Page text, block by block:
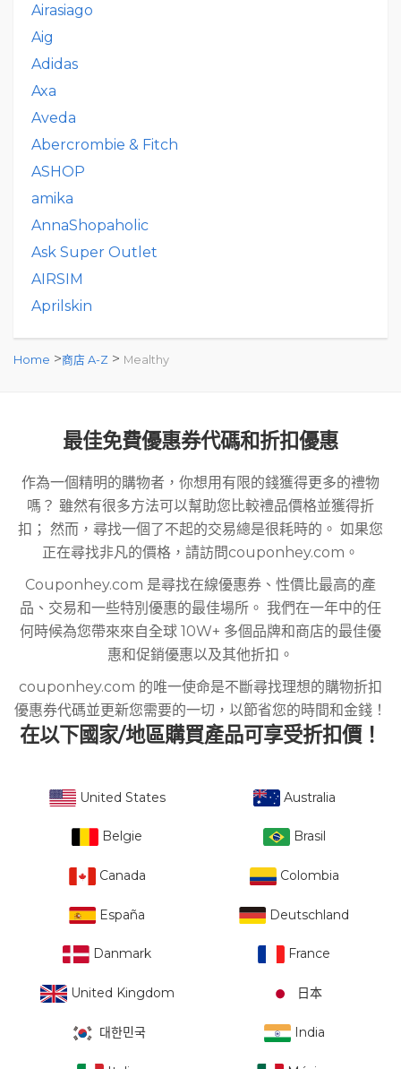
Airasiago
Aig
Adidas
Axa
Aveda
Abercrombie & Fitch
ASHOP
amika
AnnaShopaholic
Ask Super Outlet
AIRSIM
Aprilskin
Home >商店 A-Z > Mealthy
最佳免費優惠券代碼和折扣優惠
作為一個精明的購物者，你想用有限的錢獲得更多的禮物
嗎？ 雖然有很多方法可以幫助您比較禮品價格並獲得折
扣； 然而，尋找一個了不起的交易總是很耗時的。 如果您
正在尋找非凡的價格，請訪問couponhey.com。
Couponhey.com 是尋找在線優惠券、性價比最高的產
品、交易和一些特別優惠的最佳場所。 我們在一年中的任
何時候為您帶來來自全球 10W+ 多個品牌和商店的最佳優
惠和促銷優惠以及其他折扣。
couponhey.com 的唯一使命是不斷尋找理想的購物折扣
優惠券代碼並更新您需要的一切，以節省您的時間和金錢！
在以下國家/地區購買產品可享受折扣價！
United States Australia
Belgie Brasil
Canada Colombia
España Deutschland
Danmark France
United Kingdom 日本
대한민국 India